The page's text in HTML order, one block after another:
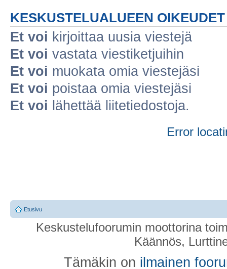
KESKUSTELUALUEEN OIKEUDET
Et voi kirjoittaa uusia viestejä
Et voi vastata viestiketjuihin
Et voi muokata omia viestejäsi
Et voi poistaa omia viestejäsi
Et voi lähettää liitetiedostoja.
Error
Etusivu
Keskustelufoorumin moottorina
Käännös,
Tämäkin on ilmainen